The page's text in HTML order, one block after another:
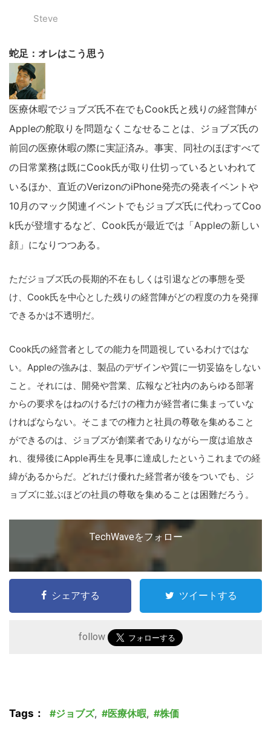
Steve
蛇足：オレはこう思う
医療休暇でジョブズ氏不在でもCook氏と残りの経営陣が
Appleの舵取りを問題なくこなせることは、ジョブズ氏の
前回の医療休暇の際に実証済み。事実、同社のほぼすべて
の日常業務は既にCook氏が取り仕切っているといわれて
いるほか、直近のVerizonのiPhone発売の発表イベントや
10月のマック関連イベントでもジョブズ氏に代わってCoo
k氏が登壇するなど、Cook氏が最近では「Appleの新しい
顔」になりつつある。
ただジョブズ氏の長期的不在もしくは引退などの事態を受
け、Cook氏を中心とした残りの経営陣がどの程度の力を発揮
できるかは不透明だ。
Cook氏の経営者としての能力を問題視しているわけではな
い。Appleの強みは、製品のデザインや質に一切妥協をしない
こと。それには、開発や営業、広報など社内のあらゆる部署
からの要求をはねのけるだけの権力が経営者に集まっていな
ければならない。そこまでの権力と社員の尊敬を集めること
ができるのは、ジョブズが創業者でありながら一度は追放さ
れ、復帰後にApple再生を見事に達成したというこれまでの経
緯があるからだ。どれだけ優れた経営者が後をついでも、ジ
ョブズに並ぶほどの社員の尊敬を集めることは困難だろう。
TechWaveをフォロー
シェアする ツイートする
follow
Tags： ジョブズ, 医療休暇, 株価
の
サ
イ
検